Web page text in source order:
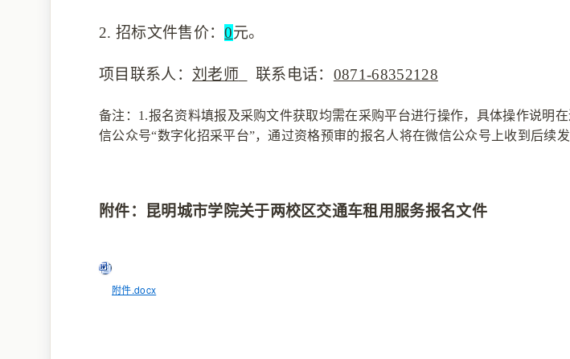
2. 招标文件售价：0元。
项目联系人： 刘老师 联系电话： 0871-68352128
备注： 1.报名资料填报及采购文件获取均需在采购平台进行操作，具体操作说明
信公众号“数字化招采平台”，通过资格预审的报名人将在微信公众号上收到后续
附件：昆明城市学院关于两校区交通车租用服务报名文件
附件.docx